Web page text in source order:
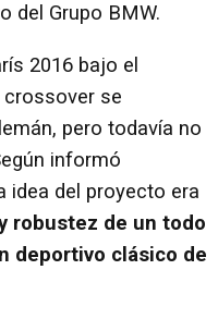
del Grupo BMW.
2016 bajo el
crossover se
pero todavía no
informó
idea del proyecto era
robustez de un todo
deportivo clásico de